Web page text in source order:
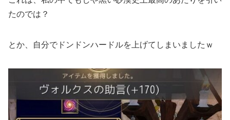
たのでは？
とか、自分でドンドンハードルを上げてしまいましたｗ